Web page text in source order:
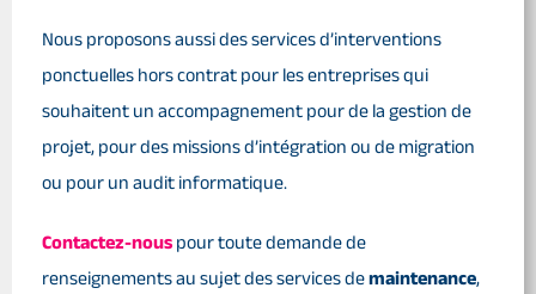
Nous proposons aussi des services d’interventions
ponctuelles hors contrat pour les entreprises qui
souhaitent un accompagnement pour de la gestion de
projet, pour des missions d’intégration ou de migration
ou pour un audit informatique.
Contactez-nous pour toute demande de
renseignements au sujet des services demaintenance,